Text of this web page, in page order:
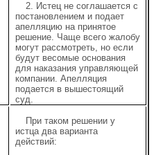
2. Истец не соглашается с
постановлением и подает
апелляцию на принятое
решение. Чаще всего жалобу
могут рассмотреть, но если
будут весомые основания
для наказания управляющей
компании. Апелляция
подается в вышестоящий
суд.
При таком решении у
истца два варианта
действий: